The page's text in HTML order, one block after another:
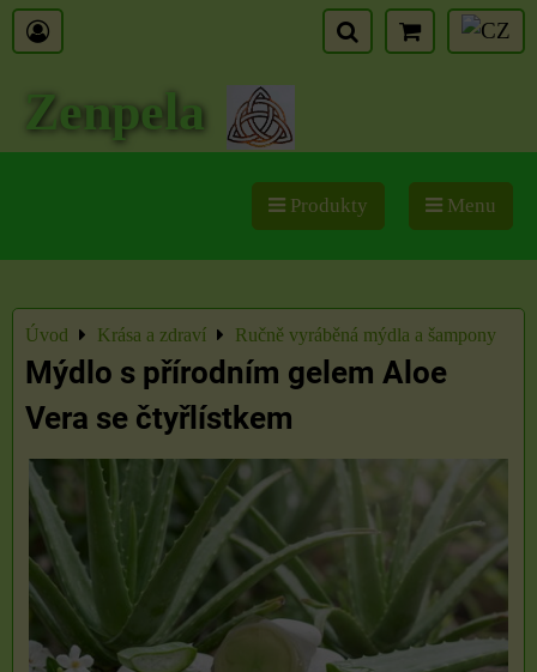
Zenpela
Produkty Menu
Úvod Krása a zdraví Ručně vyráběná mýdla a šampony
Mýdlo s přírodním gelem Aloe
Vera se čtyřlístkem